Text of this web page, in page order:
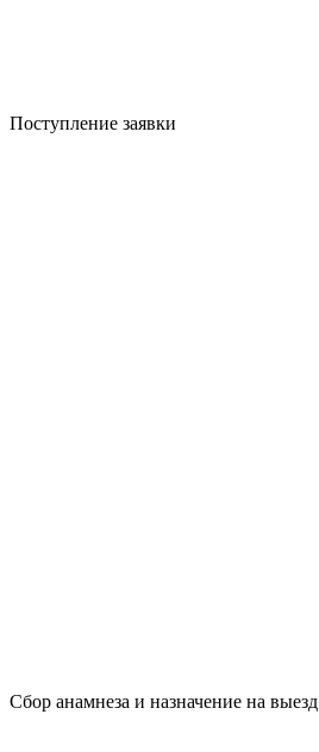
Поступление заявки
Сбор анамнеза и назначение на выезд